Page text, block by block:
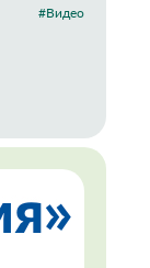
#Видео